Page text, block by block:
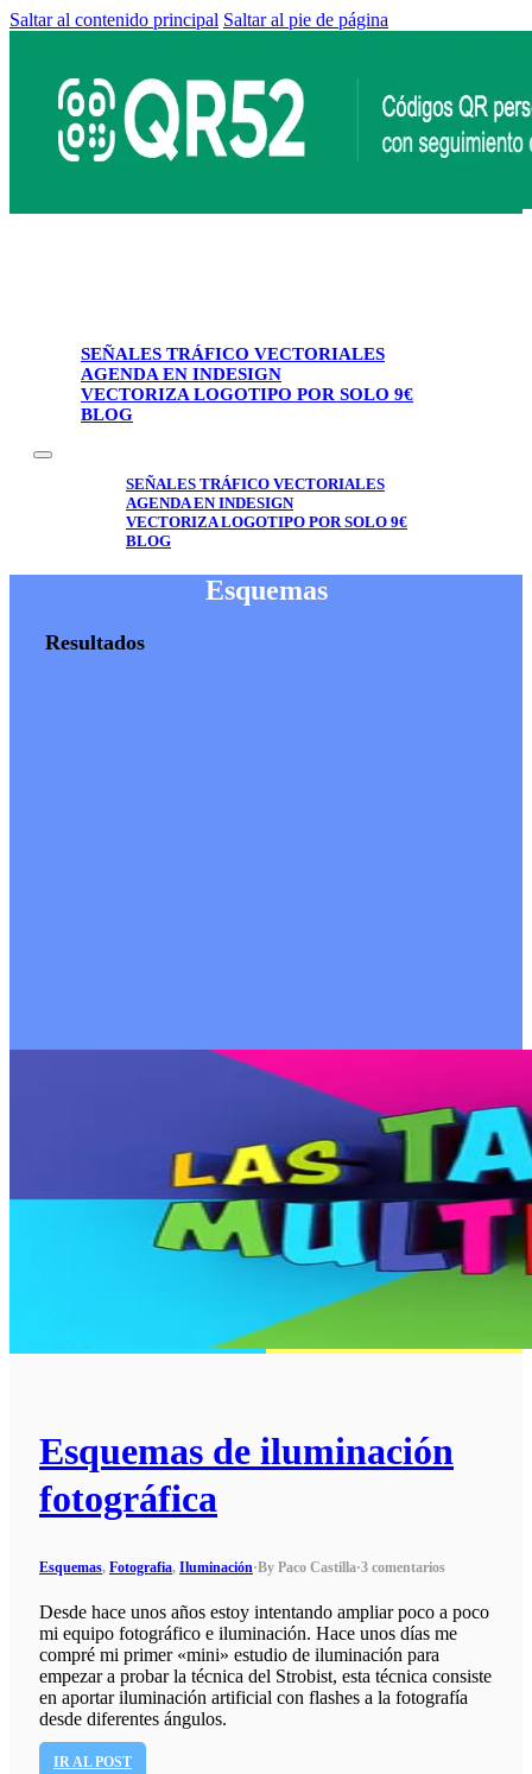
Saltar al contenido principal Saltar al pie de página
SEÑALES TRÁFICO VECTORIALES
AGENDA EN INDESIGN
VECTORIZA LOGOTIPO POR SOLO 9€
BLOG
SEÑALES TRÁFICO VECTORIALES
AGENDA EN INDESIGN
VECTORIZA LOGOTIPO POR SOLO 9€
BLOG
Esquemas
Resultados
Esquemas de iluminación
fotográfica
Esquemas, Fotografia, Iluminación·By Paco Castilla·3 comentarios
Desde hace unos años estoy intentando ampliar poco a poco
mi equipo fotográfico e iluminación. Hace unos días me
compré mi primer «mini» estudio de iluminación para
empezar a probar la técnica del Strobist, esta técnica consiste
en aportar iluminación artificial con flashes a la fotografía
desde diferentes ángulos.
IR AL POST